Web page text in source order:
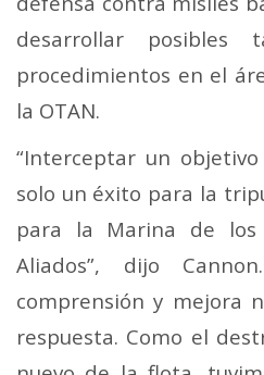
desarrollar posibles
procedimientos en el
la OTAN.
“Interceptar un
solo un éxito para la
para la Marina de los
Aliados”, dijo
comprensión y mejora
respuesta. Como el